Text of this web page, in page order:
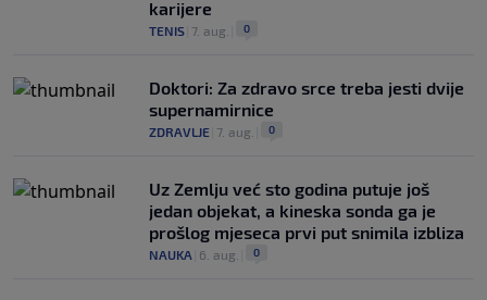
karijere
TENIS 7. aug. 0
Doktori: Za zdravo srce treba jesti dvije
supernamirnice
ZDRAVLJE 7. aug. 0
Uz Zemlju već sto godina putuje još
jedan objekat, a kineska sonda ga je
prošlog mjeseca prvi put snimila izbliza
NAUKA 6. aug. 0